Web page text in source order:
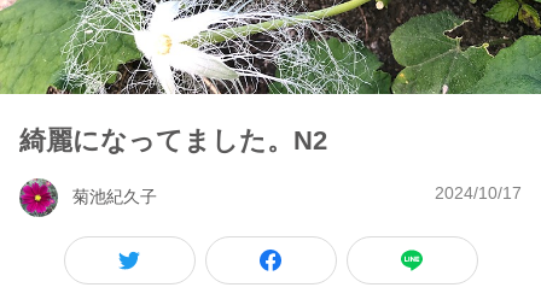
綺麗になってました。N2
菊池紀久子 2024/10/17